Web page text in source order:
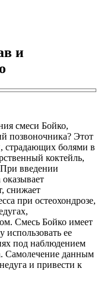
и
смеси Бойко,
позвоночника? Этот
страдающих болями в
коктейль,
введении
снижает
при остеохондрозе,
Смесь Бойко имеет
использовать ее
под наблюдением
Самолечение данным
и привести к